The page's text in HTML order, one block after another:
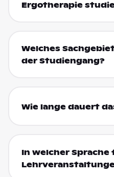
Ergotherapie
Welches
der Studiengang?
Wie lange dauert
In welcher Sprache